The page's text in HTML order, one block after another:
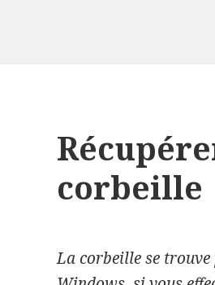
corbeille
La corbeille se